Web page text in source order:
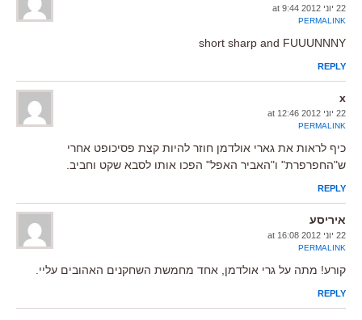
22 יוני 2012 at 9:44
PERMALINK
short sharp and FUUUNNNY
REPLY
x
22 יוני 2012 at 12:46
PERMALINK
כיף לראות את גארי אולדמן חוזר להיות קצת פסיכופט אחרי
ש"החפרפרת" ו"האביר האפל" הפכו אותו לסבא שקט וחביב.
REPLY
איריסע
22 יוני 2012 at 16:08
PERMALINK
קורע! מתה על גרי אולדמן, אחד מחמשת השחקנים האהובים עליי.
REPLY